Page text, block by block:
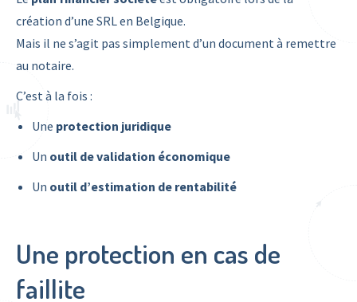
création d’une SRL en Belgique.
Mais il ne s’agit pas simplement d’un document à remettre
au notaire.
C’est à la fois :
Une protection juridique
Un outil de validation économique
Un outil d’estimation de rentabilité
Une protection en cas de
faillite